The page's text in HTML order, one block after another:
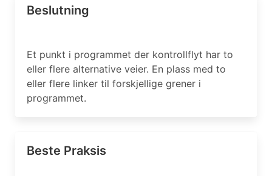
Beslutning
Et punkt i programmet der kontrollflyt har to
eller flere alternative veier. En plass med to
eller flere linker til forskjellige grener i
programmet.
Beste Praksis